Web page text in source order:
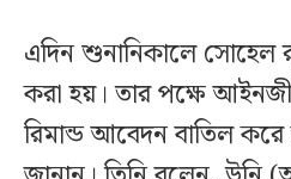
এদিন শুনানিকালে সোহেল
করা হয়। তার পক্ষে
রিমান্ড আবেদন বাতিল